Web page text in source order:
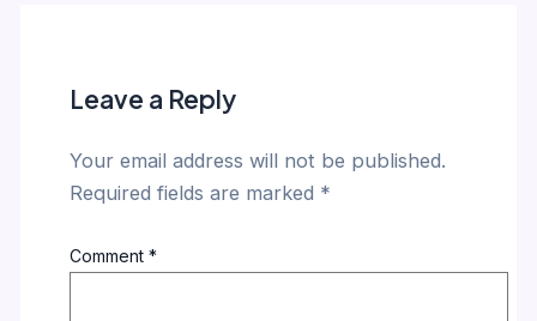
Leave a Reply
Your email address will not be published.
Required fields are marked *
Comment *